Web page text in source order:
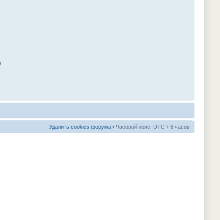
Удалить cookies форума • Часовой пояс: UTC + 6 часов